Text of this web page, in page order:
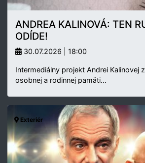
ANDREA KALINOVÁ: TEN
ODÍDE!
30.07.2026 | 18:00
Intermediálny projekt Andrei Kalinovej
osobnej a rodinnej pamäti…
Exteriér